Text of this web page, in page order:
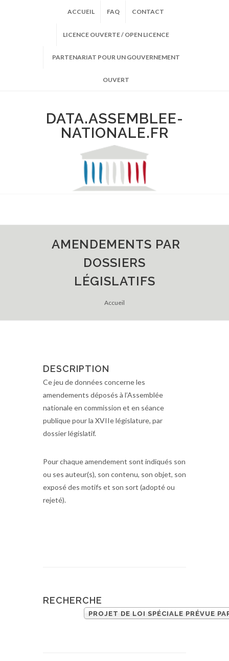
ACCUEIL FAQ CONTACT
LICENCE OUVERTE / OPEN LICENCE
PARTENARIAT POUR UN GOUVERNEMENT
OUVERT
DATA.ASSEMBLEE-
NATIONALE.FR
AMENDEMENTS PAR
DOSSIERS
LÉGISLATIFS
Accueil
DESCRIPTION
Ce jeu de données concerne les
amendements déposés à l’Assemblée
nationale en commission et en séance
publique pour la XVIIe législature, par
dossier législatif.
Pour chaque amendement sont indiqués son
ou ses auteur(s), son contenu, son objet, son
exposé des motifs et son sort (adopté ou
rejeté).
RECHERCHE